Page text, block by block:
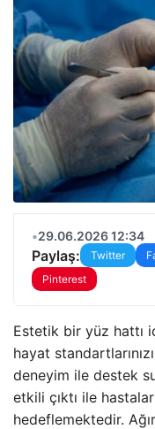
•29.06.2026 12:34
Paylaş: Twitter
Pinterest
Estetik bir yüz hattı
hayat
deneyim ile destek
etkili çıktı ile
hedeflemektedir.